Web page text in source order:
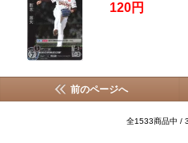
120円
前のページへ
全1533商品中 /